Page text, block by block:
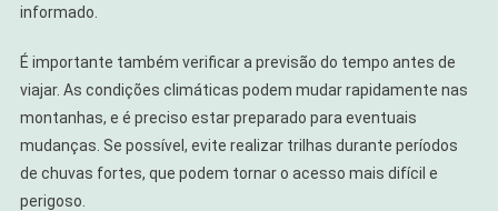
informado.
É importante também verificar a previsão do tempo antes de
viajar. As condições climáticas podem mudar rapidamente nas
montanhas, e é preciso estar preparado para eventuais
mudanças. Se possível, evite realizar trilhas durante períodos
de chuvas fortes, que podem tornar o acesso mais difícil e
perigoso.